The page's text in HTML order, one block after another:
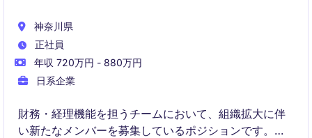
神奈川県
正社員
年収 720万円 - 880万円
日系企業
財務・経理機能を担うチームにおいて、組織拡大に伴
い新たなメンバーを募集しているポジションです。日